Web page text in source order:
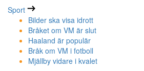
Sport
Bilder ska visa idrott
Bråket om VM är slut
Haaland är populär
Bråk om VM i fotboll
Mjällby vidare i kvalet